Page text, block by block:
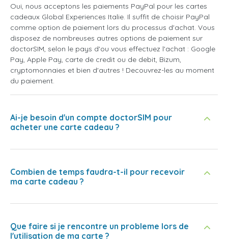
Oui, nous acceptons les paiements PayPal pour les cartes
cadeaux Global Experiences Italie. Il suffit de choisir PayPal
comme option de paiement lors du processus d'achat. Vous
disposez de nombreuses autres options de paiement sur
doctorSIM, selon le pays d'ou vous effectuez l'achat : Google
Pay, Apple Pay, carte de credit ou de debit, Bizum,
cryptomonnaies et bien d'autres ! Decouvrez-les au moment
du paiement.
Ai-je besoin d'un compte doctorSIM pour
acheter une carte cadeau ?
Combien de temps faudra-t-il pour recevoir
ma carte cadeau ?
Que faire si je rencontre un probleme lors de
l'utilisation de ma carte ?